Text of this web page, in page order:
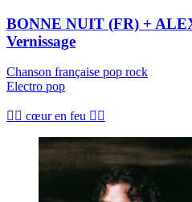
BONNE NUIT (FR) +
Vernissage
Chanson française pop rock
Electro pop
❤️‍🔥 cœur en feu ❤️‍🔥